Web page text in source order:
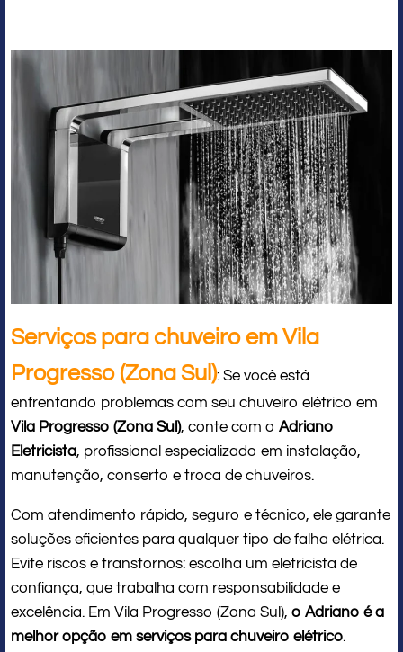
Serviços para chuveiro em Vila
Progresso (Zona Sul): Se você está
enfrentando problemas com seu chuveiro elétrico em
Vila Progresso (Zona Sul), conte com o Adriano
Eletricista, profissional especializado em instalação,
manutenção, conserto e troca de chuveiros.
Com atendimento rápido, seguro e técnico, ele garante
soluções eficientes para qualquer tipo de falha elétrica.
Evite riscos e transtornos: escolha um eletricista de
confiança, que trabalha com responsabilidade e
excelência. Em Vila Progresso (Zona Sul), o Adriano é a
melhor opção em serviços para chuveiro elétrico.